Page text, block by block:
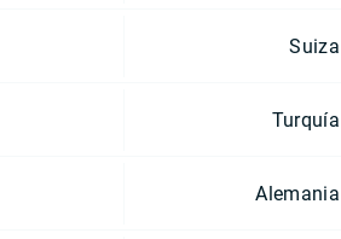
Suiza
Turquía
Alemania